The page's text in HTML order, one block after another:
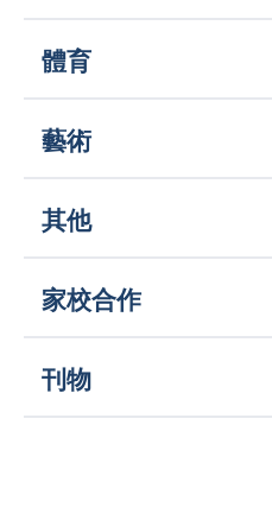
體育
藝術
其他
家校合作
刊物